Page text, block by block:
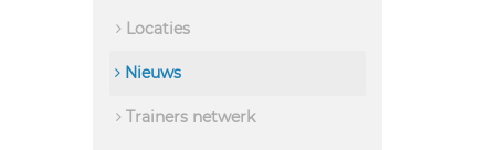
Locaties
Nieuws
Trainers netwerk